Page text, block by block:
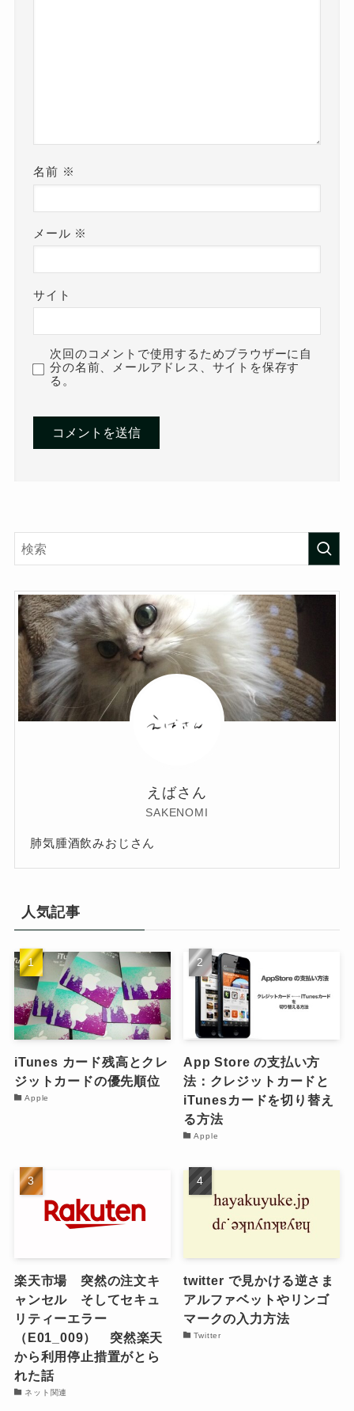
名前 ※
メール ※
サイト
次回のコメントで使用するためブラウザーに自
分の名前、メールアドレス、サイトを保存す
る。
えばさん
SAKENOMI
肺気腫酒飲みおじさん
人気記事
iTunes カード残高とクレ
ジットカードの優先順位
Apple
App Store の支払い方
法：クレジットカードと
iTunesカードを切り替え
る方法
Apple
楽天市場 突然の注文キ
ャンセル そしてセキュ
リティーエラー
（E01_009） 突然楽天
から利用停止措置がとら
れた話
ネット関連
twitter で見かける逆さま
アルファベットやリンゴ
マークの入力方法
Twitter